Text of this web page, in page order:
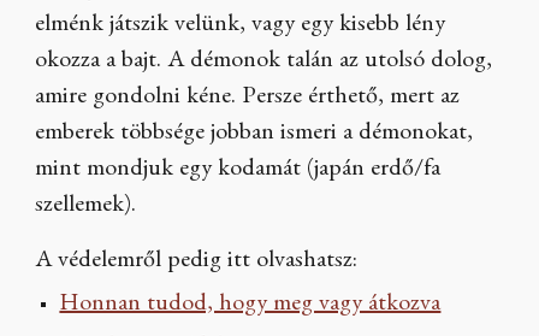
elménk játszik velünk, vagy egy kisebb lény
okozza a bajt. A démonok talán az utolsó dolog,
amire gondolni kéne. Persze érthető, mert az
emberek többsége jobban ismeri a démonokat,
mint mondjuk egy kodamát (japán erdő/fa
szellemek).
A védelemről pedig itt olvashatsz:
Honnan tudod, hogy meg vagy átkozva